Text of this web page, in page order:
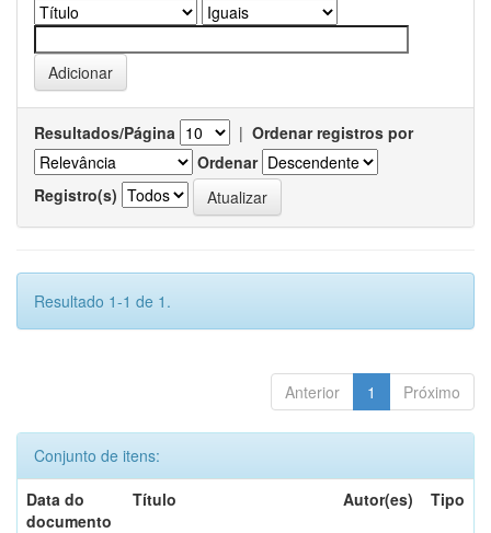
Resultados/Página | Ordenar registros por
Ordenar
Registro(s)
Resultado 1-1 de 1.
Anterior 1 Próximo
Conjunto de itens:
Data do
documento
Título Autor(es) Tipo